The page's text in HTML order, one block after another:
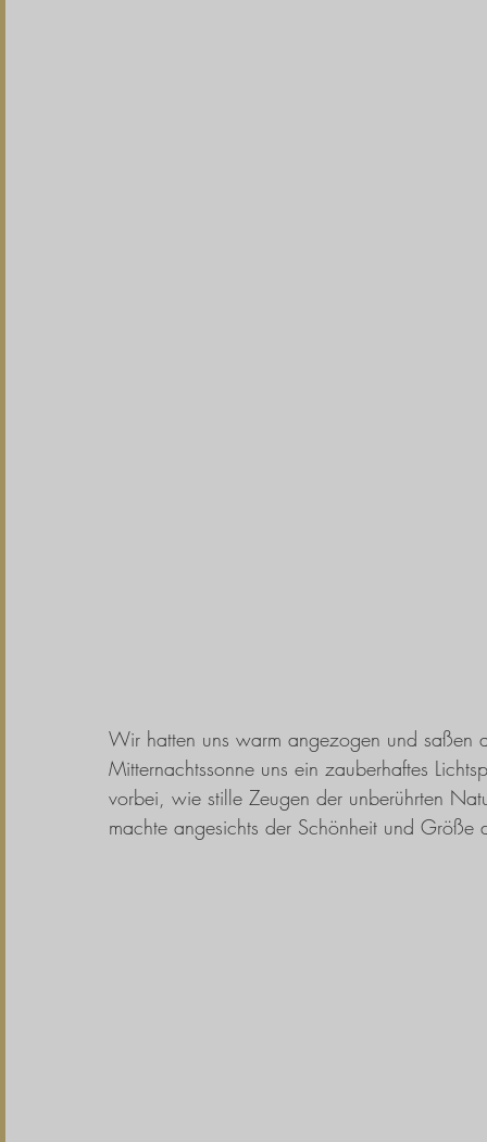
Wir hatten uns warm angezogen und
Mitternachtssonne uns ein zauberhaftes
vorbei, wie stille Zeugen der unberührten
machte angesichts der Schönheit und Größe